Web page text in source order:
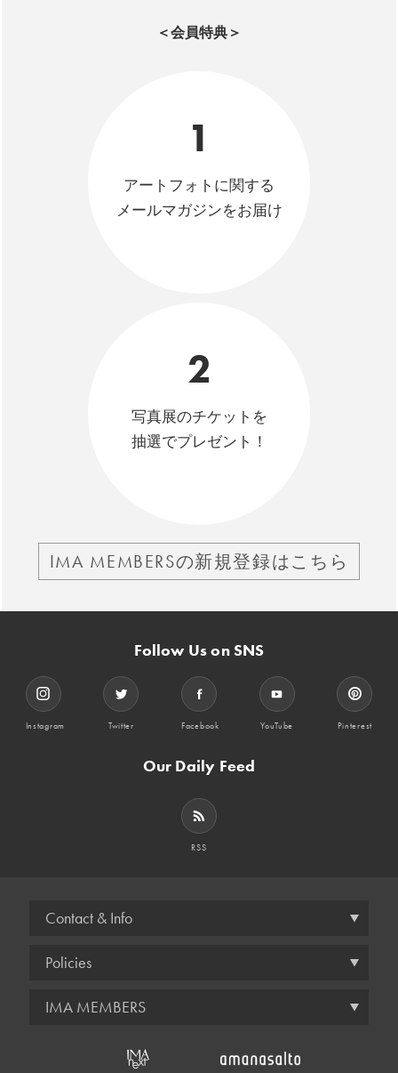
＜会員特典＞
1
アートフォトに関する
メールマガジンをお届け
2
写真展のチケットを
抽選でプレゼント！
IMA MEMBERSの新規登録はこちら
Follow Us on SNS
Instagram Twitter Facebook YouTube Pinterest
Our Daily Feed
RSS
Contact & Info
Policies
IMA MEMBERS